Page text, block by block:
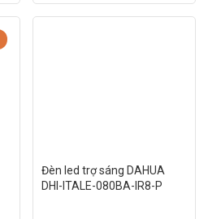
Đèn led trợ sáng DAHUA
DHI-ITALE-080BA-IR8-P